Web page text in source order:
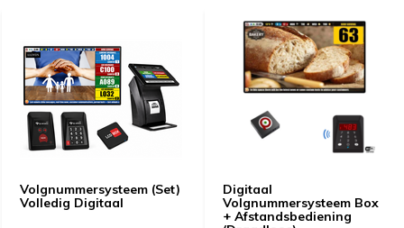
Volgnummersysteem (Set)
Volledig Digitaal
Digitaal
Volgnummersysteem Box
+ Afstandsbediening